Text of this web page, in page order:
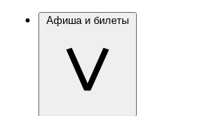
Афиша и билеты